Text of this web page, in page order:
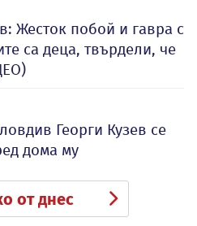
Жесток побой и гавра с
са деца, твърдели, че
Георги Кузев се
дома му
от днес